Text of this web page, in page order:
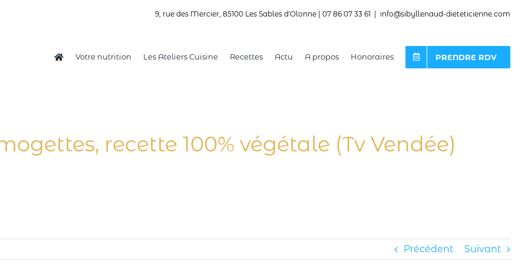
9, rue des Mercier, 85100 Les Sables d'Olonne | 07 86 07 33 61 info@sibyllenaud-dieteticienne.com
Votre nutrition Les Ateliers Cuisine Recettes Actu A propos Honoraires PRENDRE RDV
recette 100% végétale (Tv Vendée)
Précédent Suivant